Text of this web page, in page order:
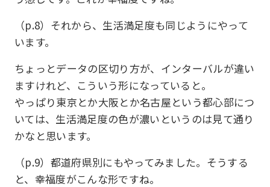
（p.8）それから、生活満足度も同じようにやって
います。
ちょっとデータの区切り方が、インターバルが違い
ますけれど、こういう形になっていると。
やっぱり東京とか大阪とか名古屋という都心部につ
いては、生活満足度の色が濃いというのは見て通り
かなと思います。
（p.9）都道府県別にもやってみました。そうする
と、幸福度がこんな形ですね。